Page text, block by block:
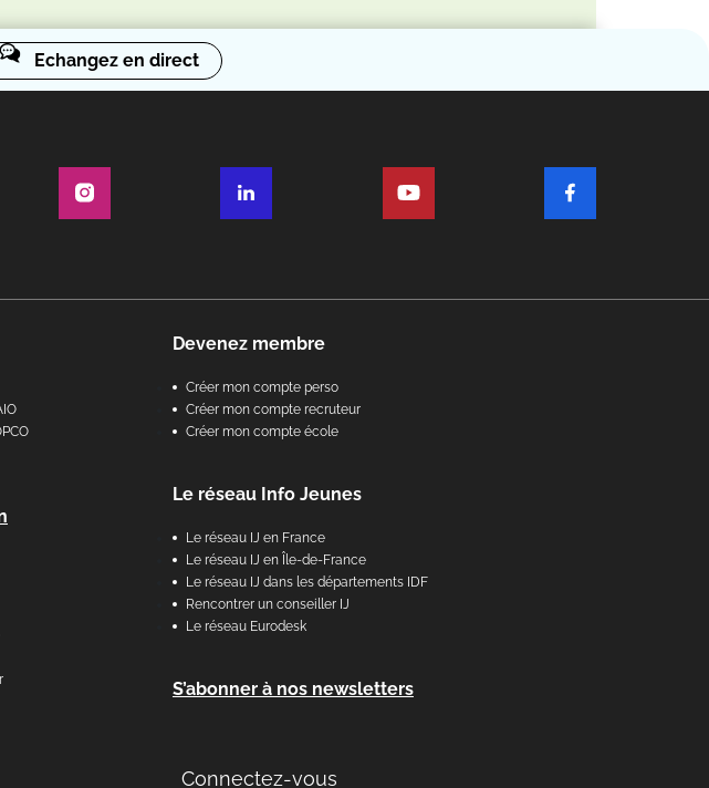
Echangez en direct
Devenez membre
Créer mon compte perso
Créer mon compte recruteur
Créer mon compte école
Le réseau Info Jeunes
Le réseau IJ en France
Le réseau IJ en Île-de-France
Le réseau IJ dans les départements IDF
Rencontrer un conseiller IJ
Le réseau Eurodesk
S’abonner à nos newsletters
Connectez-vous